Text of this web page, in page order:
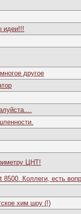
другое
ЦНТ!
Коллеги, есть
хим шоу (!)